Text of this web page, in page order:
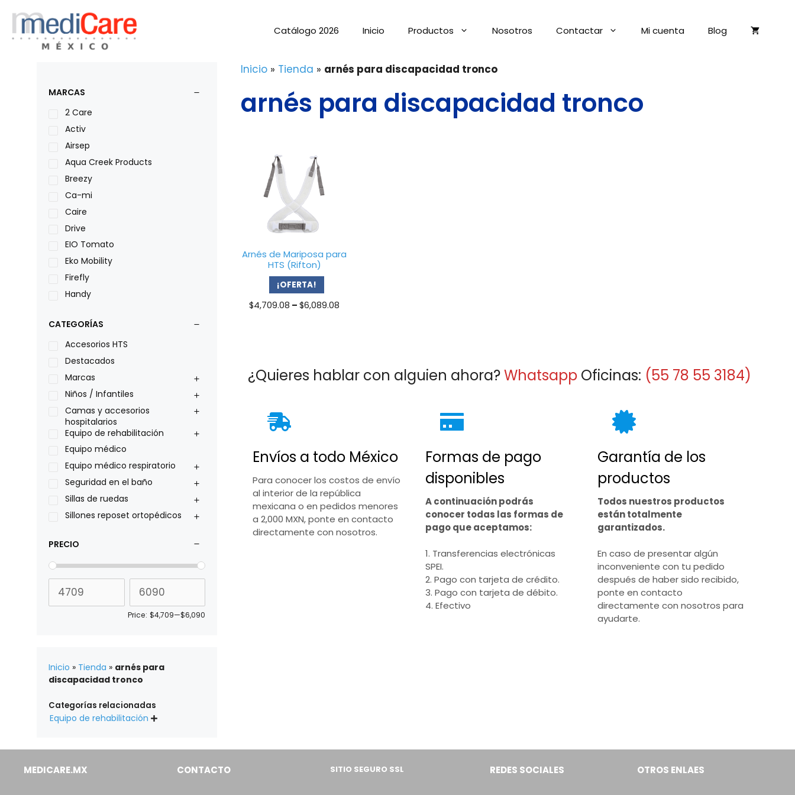
contenido
Catálogo 2026 Inicio Productos Nosotros Contactar Mi cuenta Blog
Inicio » Tienda » arnés para discapacidad tronco
arnés para discapacidad tronco
Arnés de Mariposa para
HTS (Rifton)
¡OFERTA!
$4,709.08 – $6,089.08
¿Quieres hablar con alguien ahora?Whatsapp Oficinas: (55 78 55 3184)
Envíos a todo México
Para conocer los costos de envío
al interior de la república
mexicana o en pedidos menores
a 2,000 MXN, ponte en contacto
directamente con nosotros.
Formas de pago
disponibles
A continuación podrás
conocer todas las formas de
pago que aceptamos:
1. Transferencias electrónicas
SPEI.
2. Pago con tarjeta de crédito.
3. Pago con tarjeta de débito.
4. Efectivo
Garantía de los
productos
Todos nuestros productos
están totalmente
garantizados.
En caso de presentar algún
inconveniente con tu pedido
después de haber sido recibido,
ponte en contacto
directamente con nosotros para
ayudarte.
MARCAS
2 Care
Activ
Airsep
Aqua Creek Products
Breezy
Ca-mi
Caire
Drive
EIO Tomato
Eko Mobility
Firefly
Handy
Leggero
Lumex
Medical Store
Nidek
Oxiplus
Philips
Pride
Roho
Sillas de ruedas Everest Jennings
CATEGORÍAS
Accesorios HTS
Destacados
Marcas
Niños / Infantiles
Camas y accesorios
hospitalarios
Equipo de rehabilitación
Equipo médico
Equipo médico respiratorio
Seguridad en el baño
Sillas de ruedas
Sillones reposet ortopédicos
PRECIO
Price: $4,709—$6,090
Inicio » Tienda » arnés para
discapacidad tronco
Categorías relacionadas
Equipo de rehabilitación 
MEDICARE.MX CONTACTO SITIO SEGURO SSL REDES SOCIALES OTROS ENLAES